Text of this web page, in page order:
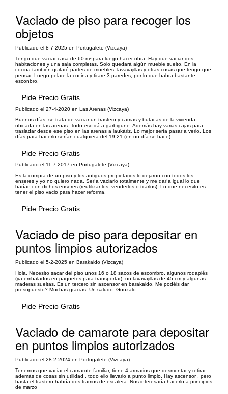
Vaciado de piso para recoger los
objetos
Publicado el 8-7-2025 en Portugalete (Vizcaya)
Tengo que vaciar casa de 60 m² para luego hacer obra. Hay que vaciar dos
habitaciones y una sala completas. Solo quedará algún mueble suelto. En la
cocina también quitaré partes de muebles, lavavajillas y otras cosas que tengo que
pensar. Luego pelare la cocina y tirare 3 paredes, por lo que habra bastante
esconbro.
Pide Precio Gratis
Publicado el 27-4-2020 en Las Arenas (Vizcaya)
Buenos días, se trata de vaciar un trastero y camas y butacas de la vivienda
ubicada en las arenas. Todo eso irá a garbigune. Además hay varias cajas para
trasladar desde ese piso en las arenas a laukáriz. Lo mejor sería pasar a verlo. Los
días para hacerlo serían cualquiera del 19-21 (en un día se hace).
Pide Precio Gratis
Publicado el 11-7-2017 en Portugalete (Vizcaya)
Es la compra de un piso y los antiguos propietarios lo dejaron con todos los
enseres y yo no quiero nada. Sería vaciarlo totalmente y me daría igual lo que
harían con dichos enseres (reutilizar los, venderlos o tirarlos). Lo que necesito es
tener el piso vacio para hacer reforma.
Pide Precio Gratis
Vaciado de piso para depositar en
puntos limpios autorizados
Publicado el 5-2-2025 en Barakaldo (Vizcaya)
Hola, Necesito sacar del piso unos 16 o 18 sacos de escombro, algunos rodapiés
(ya embalados en paquetes para transportar), un lavavajillas de 45 cm y algunas
maderas sueltas. Es un tercero sin ascensor en barakaldo. Me podéis dar
presupuesto? Muchas gracias. Un saludo. Gonzalo
Pide Precio Gratis
Vaciado de camarote para depositar
en puntos limpios autorizados
Publicado el 28-2-2024 en Portugalete (Vizcaya)
Tenemos que vaciar el camarote familiar, tiene 4 armarios que desmontar y retirar
además de cosas sin utilidad , todo ello llevarlo a punto limpio. Hay ascensor , pero
hasta el trastero habría dos tramos de escalera. Nos interesaría hacerlo a principios
de marzo